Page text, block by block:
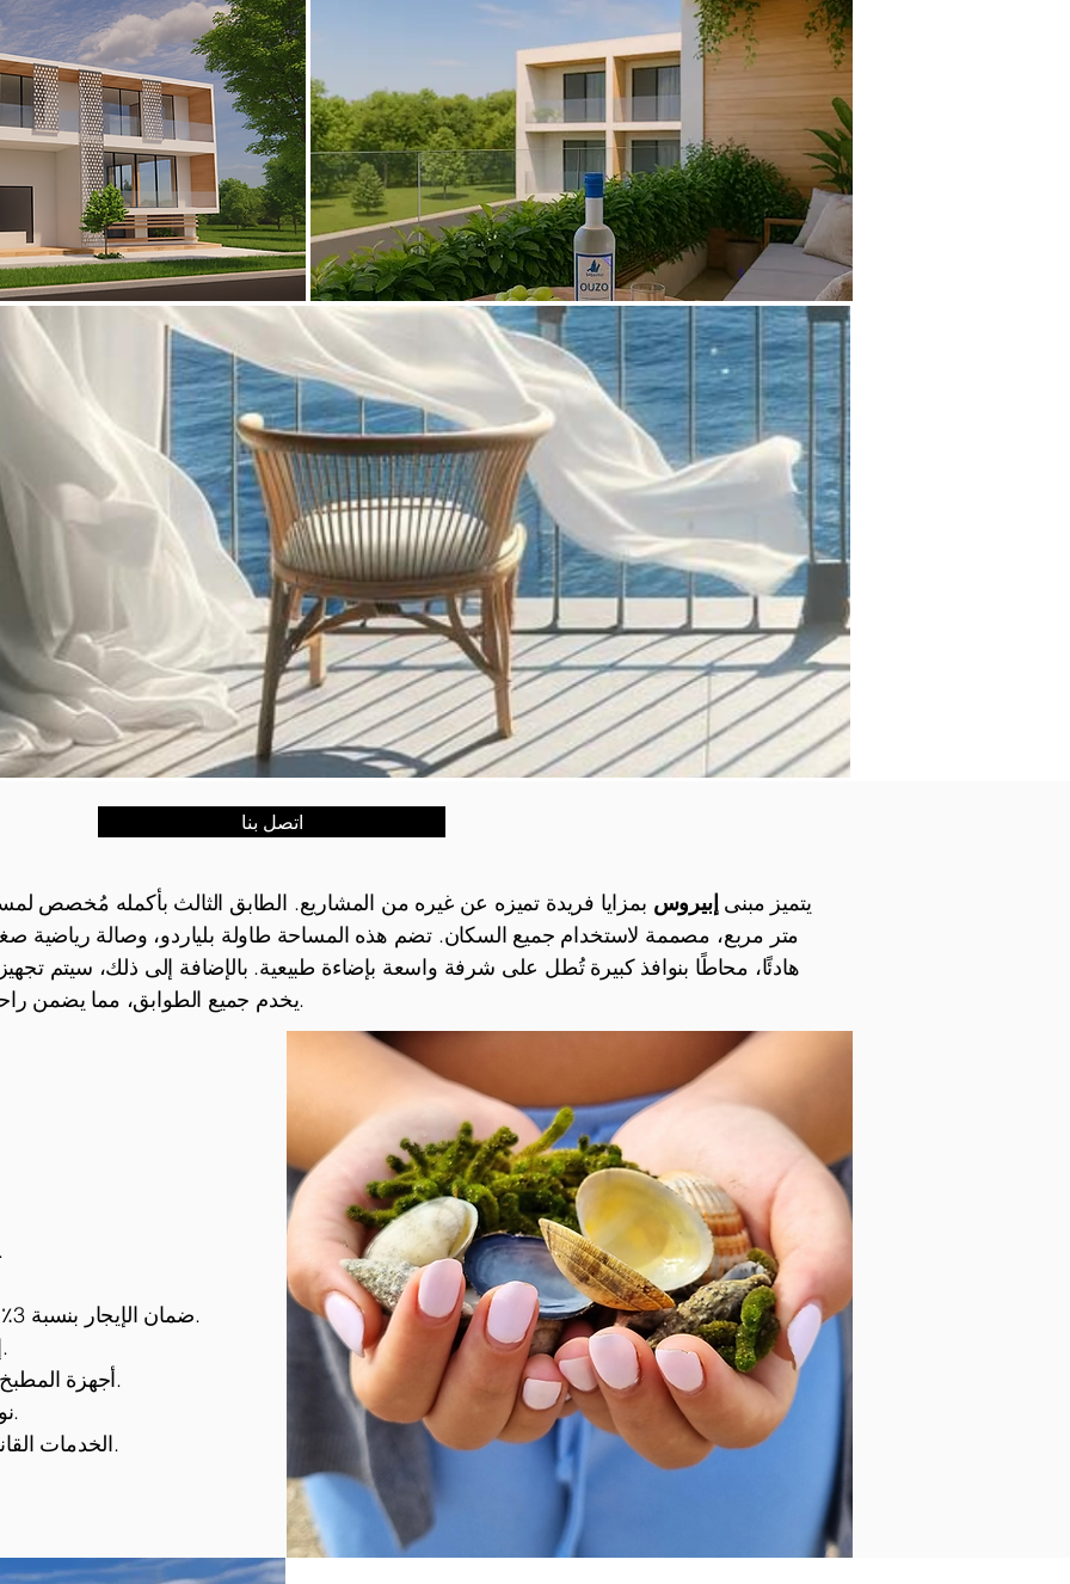
اتصل بنا
يتميز مبنى إبيروس
متر مربع، مصممة لاستخدام جميع السكان. تضم هذه المساحة طاولة بلياردو، وصالة رياضية
هادئًا، محاطًا بنوافذ كبيرة تُطل على شرفة واسعة بإضاءة طبيعية. بالإضافة إلى ذلك، سيتم
يخدم جميع الطوابق، مما يضمن راحة السكان والضيوف على حد سواء.
شقة جديدة
ضمان الإيجار بنسبة 3٪ عائد على الاستثمار لمدة 3 سنوات.
إدارة عقارية مجانية لمدة 3 سنوات.
أجهزة المطبخ كاملة وتكييف الهواء في كل غرفة.
نوافذ زجاجية مزدوجة وأبواب شرفة.
الخدمات القانونية من خلال شركائنا الموثوق بهم.